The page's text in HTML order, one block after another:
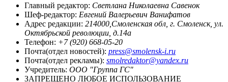
Главный редактор: Светлана Николаевна Савенок
Шеф-редактор: Евгений Валерьевич Ванифатов
Адрес редакции: 214000,Смоленская обл, г. Смоленск, ул.
Октябрьской революции, д.14а
Телефон: +7 (920) 668-05-20
Почта(отдел новостей): press@smolensk-i.ru
Почта(отдел рекламы): smolredaktor@yandex.ru
Учредитель: ООО "Группа ГС"
ЗАПРЕЩЕНО ЛЮБОЕ ИСПОЛЬЗОВАНИЕ